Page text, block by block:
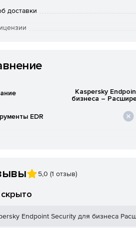
ее параметры перед заказом.
для
редакция помогает повысить
доставки
Kaspersky
бизнеса –
EDR
5,0 (1 отзыв)
Endpoint Security для бизнеса